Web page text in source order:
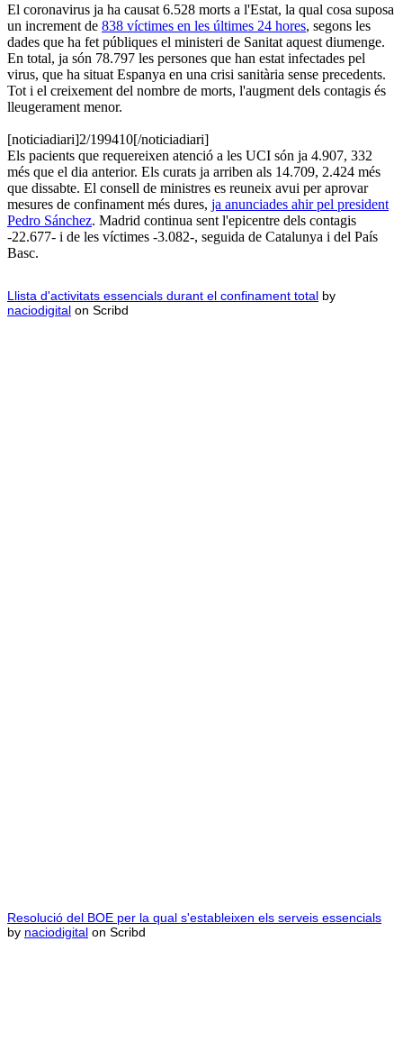
El coronavirus ja ha causat 6.528 morts a l'Estat, la qual cosa suposa
un increment de 838 víctimes en les últimes 24 hores, segons les
dades que ha fet públiques el ministeri de Sanitat aquest diumenge.
En total, ja són 78.797 les persones que han estat infectades pel
virus, que ha situat Espanya en una crisi sanitària sense precedents.
Tot i el creixement del nombre de morts, l'augment dels contagis és
lleugerament menor.
[noticiadiari]2/199410[/noticiadiari]
Els pacients que requereixen atenció a les UCI són ja 4.907, 332
més que el dia anterior. Els curats ja arriben als 14.709, 2.424 més
que dissabte. El consell de ministres es reuneix avui per aprovar
mesures de confinament més dures, ja anunciades ahir pel president
Pedro Sánchez. Madrid continua sent l'epicentre dels contagis
-22.677- i de les víctimes -3.082-, seguida de Catalunya i del País
Basc.
Llista d'activitats essencials durant el confinament total by
naciodigital on Scribd
Resolució del BOE per la qual s'estableixen els serveis essencials
by naciodigital on Scribd